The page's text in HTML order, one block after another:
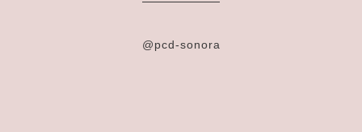
@pcd-sonora